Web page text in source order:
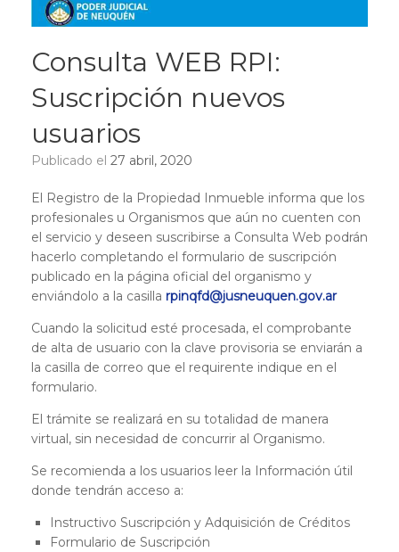
Consulta WEB RPI:
Suscripción nuevos
usuarios
Publicado el 27 abril, 2020
El Registro de la Propiedad Inmueble informa que los
profesionales u Organismos que aún no cuenten con
el servicio y deseen suscribirse a Consulta Web podrán
hacerlo completando el formulario de suscripción
publicado en la página oficial del organismo y
enviándolo a la casilla rpinqfd@jusneuquen.gov.ar
Cuando la solicitud esté procesada, el comprobante
de alta de usuario con la clave provisoria se enviarán a
la casilla de correo que el requirente indique en el
formulario.
El trámite se realizará en su totalidad de manera
virtual, sin necesidad de concurrir al Organismo.
Se recomienda a los usuarios leer la Información útil
donde tendrán acceso a:
Instructivo Suscripción y Adquisición de Créditos
Formulario de Suscripción